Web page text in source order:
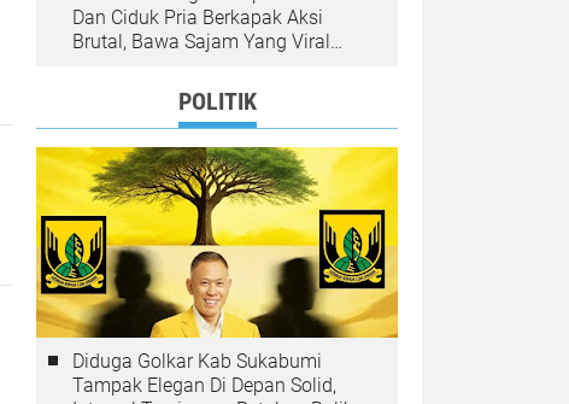
Dan Ciduk Pria Berkapak Aksi
Brutal, Bawa Sajam Yang Viral
POLITIK
Diduga Golkar Kab Sukabumi
Tampak Elegan Di Depan Solid,